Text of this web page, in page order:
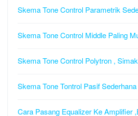
Skema Tone Control Parametrik
Skema Tone Control Middle Paling
Skema Tone Control Polytron ,
Skema Tone Tontrol Pasif
Cara Pasang Equalizer Ke Amplifier